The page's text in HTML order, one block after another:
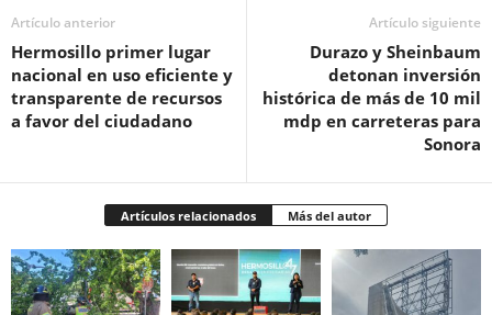
Artículo anterior
Hermosillo primer lugar
nacional en uso eficiente y
transparente de recursos
a favor del ciudadano
Artículo siguiente
Durazo y Sheinbaum
detonan inversión
histórica de más de 10 mil
mdp en carreteras para
Sonora
Artículos relacionados Más del autor